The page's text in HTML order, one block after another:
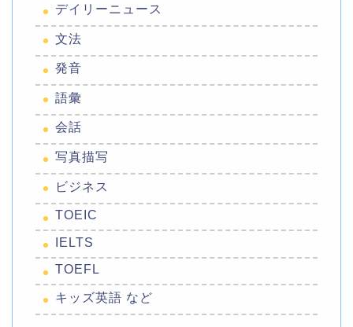
デイリーニュース
文法
発音
語彙
会話
写真描写
ビジネス
TOEIC
IELTS
TOEFL
キッズ英語 など